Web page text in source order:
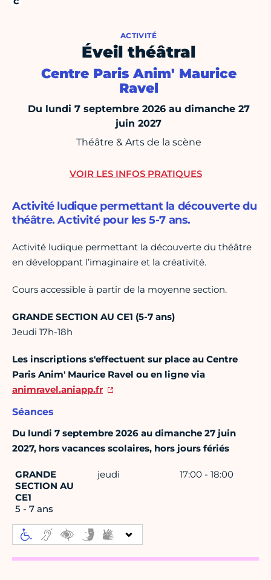
ACTIVITÉ
Éveil théâtral
Centre Paris Anim' Maurice
Ravel
Du lundi 7 septembre 2026 au dimanche 27
juin 2027
Théâtre & Arts de la scène
Activité ludique permettant la découverte du
théâtre. Activité pour les 5-7 ans.
Activité ludique permettant la découverte du théâtre
en développant l’imaginaire et la créativité.
Cours accessible à partir de la moyenne section.
GRANDE SECTION AU CE1 (5-7 ans)
Jeudi 17h-18h
Les inscriptions s'effectuent sur place au Centre
Paris Anim' Maurice Ravel ou en ligne via
animravel.aniapp.fr
Séances
Du lundi 7 septembre 2026 au dimanche 27 juin
2027, hors vacances scolaires, hors jours fériés
GRANDE
SECTION AU
CE1
5 - 7 ans
jeudi 17:00 - 18:00
VOIR LES INFOS PRATIQUES